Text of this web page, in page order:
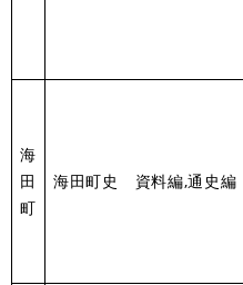
海
田
町
海田町史 資料編,通史編